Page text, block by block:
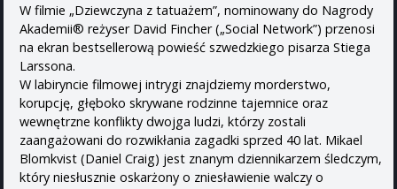
W filmie „Dziewczyna z tatuażem”, nominowany do Nagrody
Akademii® reżyser David Fincher („Social Network”) przenosi
na ekran bestsellerową powieść szwedzkiego pisarza Stiega
Larssona.
W labiryncie filmowej intrygi znajdziemy morderstwo,
korupcję, głęboko skrywane rodzinne tajemnice oraz
wewnętrzne konflikty dwojga ludzi, którzy zostali
zaangażowani do rozwikłania zagadki sprzed 40 lat. Mikael
Blomkvist (Daniel Craig) jest znanym dziennikarzem śledczym,
który niesłusznie oskarżony o zniesławienie walczy o